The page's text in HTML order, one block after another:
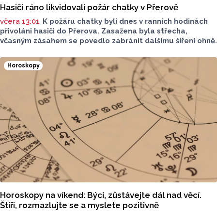
Hasiči ráno likvidovali požár chatky v Přerově
včera 13:01 K požáru chatky byli dnes v ranních hodinách
přivoláni hasiči do Přerova. Zasažena byla střecha,
včasným zásahem se povedlo zabránit dalšímu šíření ohně.
Horoskopy
Horoskopy na víkend: Býci, zůstávejte dál nad věcí.
Štíři, rozmazlujte se a myslete pozitivně